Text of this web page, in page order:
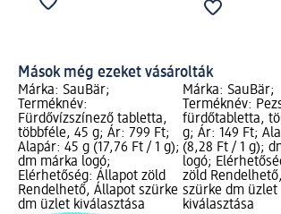
Mások még ezeket vásárolták
Márka: SauBär;
Terméknév:
Fürdővízszínező tabletta,
többféle, 45 g; Ár: 799 Ft;
Alapár: 45 g (17,76 Ft / 1 g);
dm márka logó;
Elérhetőség: Állapot zöld
Rendelhető, Állapot szürke
dm üzlet kiválasztása
Márka: SauBär;
Terméknév:
fürdőtabletta,
g; Ár: 149 Ft;
(8,28 Ft / 1 g);
logó;
zöld
szürke dm üzlet
kiválasztása